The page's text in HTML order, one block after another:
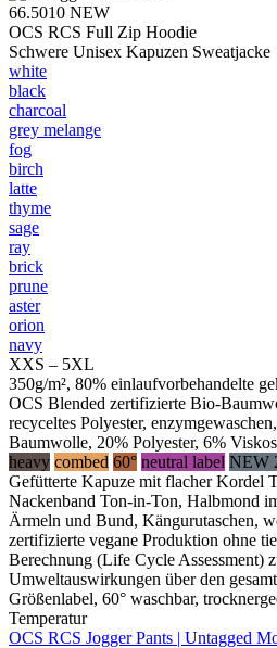
66.5010 NEW
OCS RCS Full Zip Hoodie
Schwere Unisex Kapuzen Sweatjacke
white
black
charcoal
grey melange
fog
birch
latte
thyme
sage
ray
brick
prune
aster
orion
navy
XXS – 5XL
350g/m², 80% einlaufvorbehandelte
OCS Blended zertifizierte Bio-
recyceltes Polyester,
Baumwolle, 20% Polyester, 6%
heavy combed 60° neutral label NEW
Gefütterte Kapuze mit flacher Kordel
Nackenband Ton-in-Ton, Halbmond
Ärmeln und Bund, Kängurutaschen,
zertifizierte vegane Produktion ohne
Berechnung (Life Cycle Assessment)
Umweltauswirkungen über den
Größenlabel, 60° waschbar,
Temperatur
OCS RCS Jogger Pants | Untagged